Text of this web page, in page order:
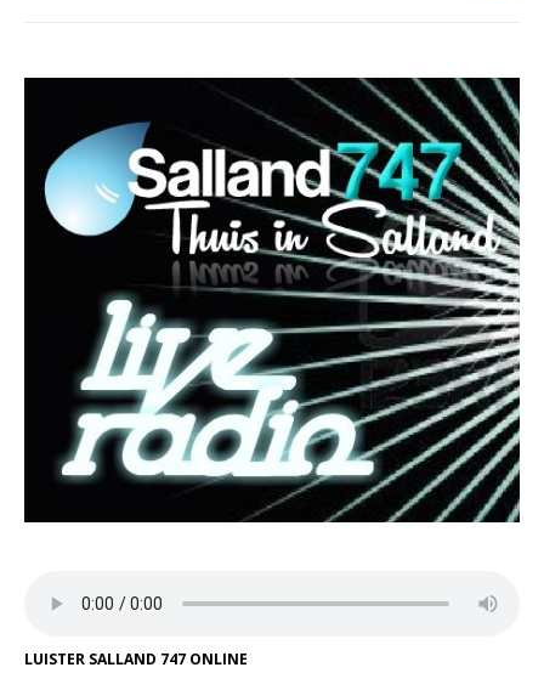
LUISTER SALLAND 747 ONLINE